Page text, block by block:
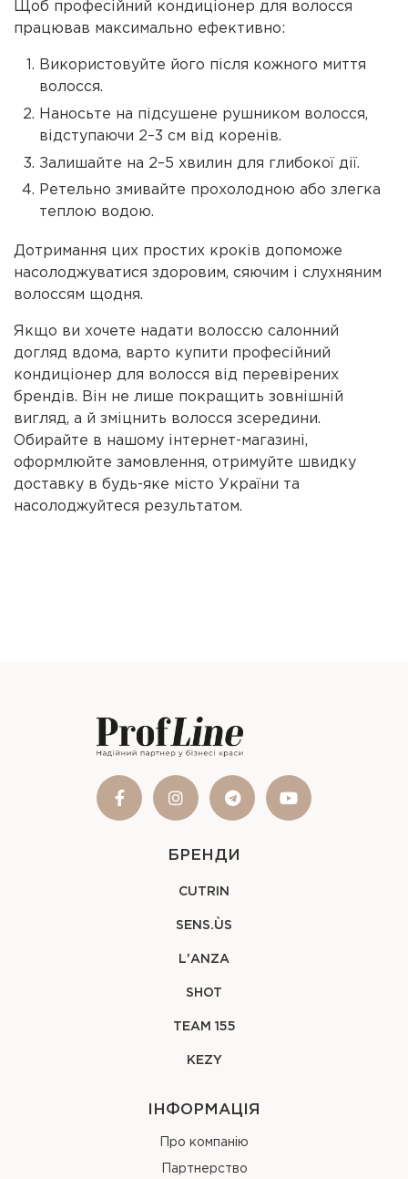
Щоб професійний кондиціонер для волосся
працював максимально ефективно:
Використовуйте його після кожного миття
волосся.
Наносьте на підсушене рушником волосся,
відступаючи 2–3 см від коренів.
Залишайте на 2–5 хвилин для глибокої дії.
Ретельно змивайте прохолодною або злегка
теплою водою.
Дотримання цих простих кроків допоможе
насолоджуватися здоровим, сяючим і слухняним
волоссям щодня.
Якщо ви хочете надати волоссю салонний
догляд вдома, варто купити професійний
кондиціонер для волосся від перевірених
брендів. Він не лише покращить зовнішній
вигляд, а й зміцнить волосся зсередини.
Обирайте в нашому інтернет-магазині,
оформлюйте замовлення, отримуйте швидку
доставку в будь-яке місто України та
насолоджуйтеся результатом.
БРЕНДИ
CUTRIN
SENS.ÙS
L'ANZA
SHOT
TEAM 155
KEZY
ІНФОРМАЦІЯ
Про компанію
Партнерство